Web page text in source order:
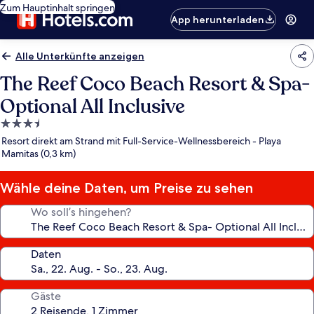
Zum Hauptinhalt springen
App herunterladen
Alle Unterkünfte anzeigen
The Reef Coco Beach Resort & Spa-
Optional All Inclusive
3.5-
Sterne-
Unterkunft
Resort direkt am Strand mit Full-Service-Wellnessbereich - Playa
Mamitas (0,3 km)
Wähle deine Daten, um Preise zu sehen
Wo soll’s hingehen?
Daten
Gäste